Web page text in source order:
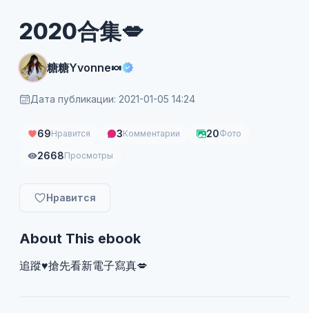
2020合集💋
糖糖Yvonne🍬
Дата публикации: 2021-01-05 14:24
69Нравится 3Комментарии 20Фото
2668Просмотры
Нравится
About This ebook
追蹤♥️搶先看新電子寫真💋